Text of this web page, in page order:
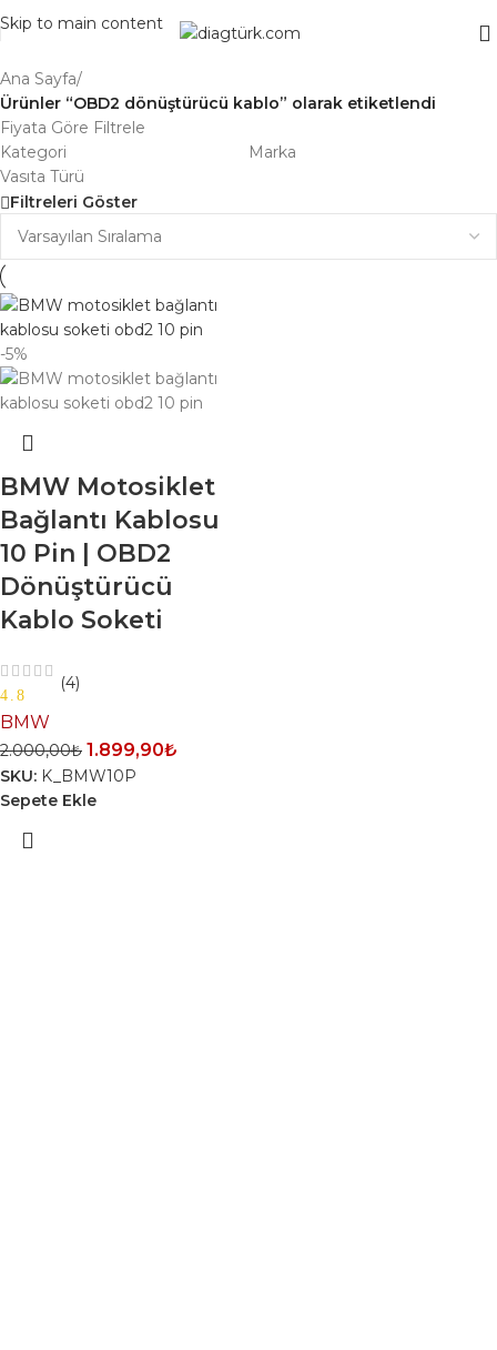
Skip to main content
Ana Sayfa/
Ürünler “OBD2 dönüştürücü kablo” olarak etiketlendi
Fiyata Göre Filtrele
Kategori
Marka
Vasıta Türü
Filtreleri Göster
-5%
BMW Motosiklet
Bağlantı Kablosu
10 Pin | OBD2
Dönüştürücü
Kablo Soketi
4.8
(4)
BMW
2.000,00₺ 1.899,90₺
SKU: K_BMW10P
Sepete Ekle